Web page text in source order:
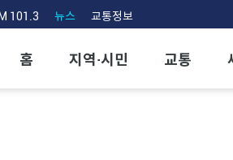
101.3 뉴스 교통정보
홈 지역·시민 교통